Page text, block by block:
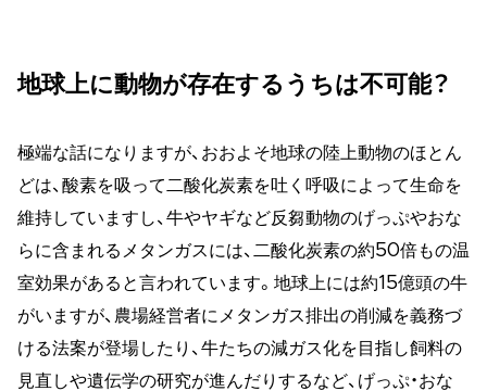
地球上に動物が存在するうちは不可能？
極端な話になりますが、おおよそ地球の陸上動物のほとん
どは、酸素を吸って二酸化炭素を吐く呼吸によって生命を
維持していますし、牛やヤギなど反芻動物のげっぷやおな
らに含まれるメタンガスには、二酸化炭素の約50倍もの温
室効果があると言われています。地球上には約15億頭の牛
がいますが、農場経営者にメタンガス排出の削減を義務づ
ける法案が登場したり、牛たちの減ガス化を目指し飼料の
見直しや遺伝学の研究が進んだりするなど、げっぷ・おな